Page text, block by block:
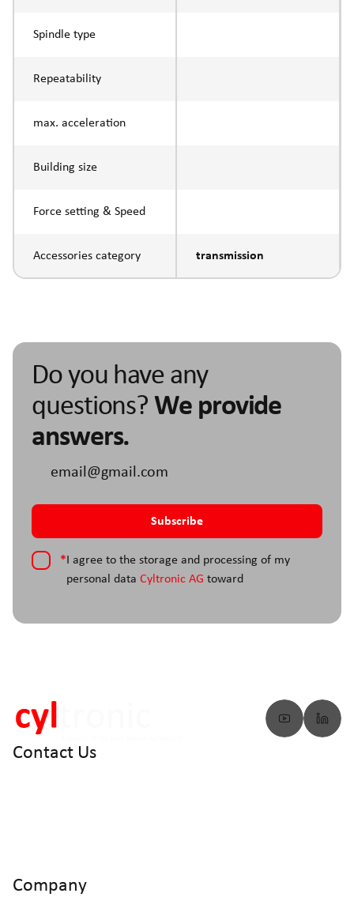
Spindle type
Repeatability
max. acceleration
Building size
Force setting & Speed
Accessories category transmission
Do you have any
questions? We provide
answers.
*I agree to the storage and processing of my
personal data Cyltronic AG toward
Contact Us
Company